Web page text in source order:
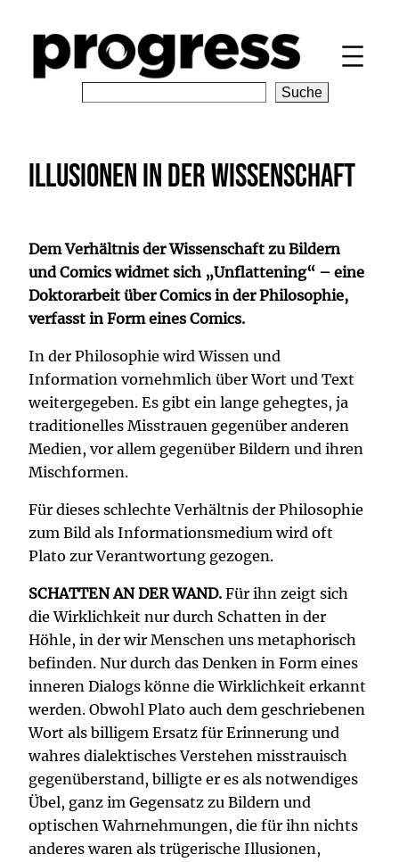
Inhalt
springen
h
Suche
Illusionen in der Wissenschaft
Dem Verhältnis der Wissenschaft zu Bildern
und Comics widmet sich „Unflattening“ – eine
Doktorarbeit über Comics in der Philosophie,
verfasst in Form eines Comics.
In der Philosophie wird Wissen und
Information vornehmlich über Wort und Text
weitergegeben. Es gibt ein lange gehegtes, ja
traditionelles Misstrauen gegenüber anderen
Medien, vor allem gegenüber Bildern und ihren
Mischformen.
Für dieses schlechte Verhältnis der Philosophie
zum Bild als Informationsmedium wird oft
Plato zur Verantwortung gezogen.
SCHATTEN AN DER WAND. Für ihn zeigt sich
die Wirklichkeit nur durch Schatten in der
Höhle, in der wir Menschen uns metaphorisch
befinden. Nur durch das Denken in Form eines
inneren Dialogs könne die Wirklichkeit erkannt
werden. Obwohl Plato auch dem geschriebenen
Wort als billigem Ersatz für Erinnerung und
wahres dialektisches Verstehen misstrauisch
gegenüberstand, billigte er es als notwendiges
Übel, ganz im Gegensatz zu Bildern und
optischen Wahrnehmungen, die für ihn nichts
anderes waren als trügerische Illusionen,